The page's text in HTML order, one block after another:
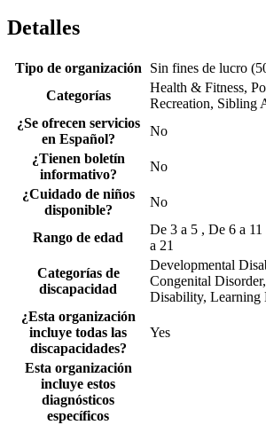
Detalles
Tipo de organización
Sin fines de lucro
Categorías
Health & Fitness,
Recreation, Sibling
¿Se ofrecen servicios
en Español?
No
¿Tienen boletín
informativo?
No
¿Cuidado de niños
disponible?
No
Rango de edad
De 3 a 5 , De 6 a
a 21
Categorías de
discapacidad
Developmental
Congenital
Disability, Learning
¿Esta organización
incluye todas las
discapacidades?
Yes
Esta organización
incluye estos
diagnósticos
específicos